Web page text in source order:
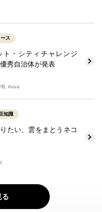
ス
ト・シティチャレンジ
秀自治体が発表
Aviva
知識
たい、雲をまとうネコ
る